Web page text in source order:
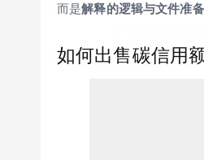
而是解释的逻辑与文件准备
如何出售碳信用